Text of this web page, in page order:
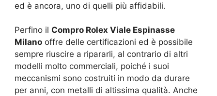
ed è ancora, uno di quelli più affidabili.
Perfino il Compro Rolex Viale Espinasse
Milano offre delle certificazioni ed è possibile
sempre riuscire a ripararli, al contrario di altri
modelli molto commerciali, poiché i suoi
meccanismi sono costruiti in modo da durare
per anni, con metalli di altissima qualità. Anche